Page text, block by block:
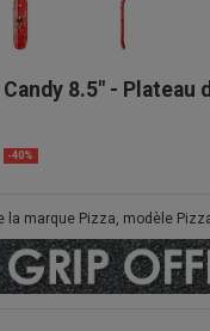
8.5" - Plateau
-40%
la marque Pizza, modèle